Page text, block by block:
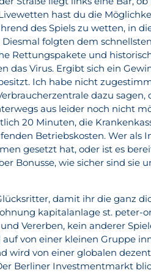
hast du die
des Spiels zu wetten, in
folgten dem
Rettungspakete und
das Virus. Ergibt sich ein
Ich habe nicht
dazu sagen,
aus leider noch nicht
20 Minuten, die
Betriebskosten. Wer als
gesetzt hat, oder ist es
Bonusse, wie sicher sind sie
damit ihr die ganz
kapitalanlage st. peter-
Vererben, kein anderer
von einer kleinen Gruppe
wird von einer globalen
Berliner Investmentmarkt